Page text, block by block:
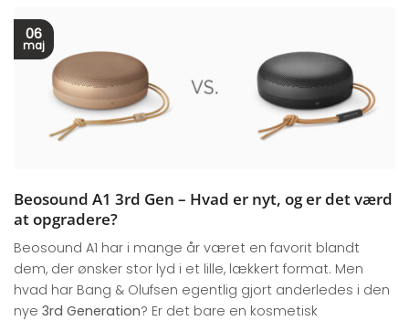
06
maj
Beosound A1 3rd Gen – Hvad er nyt, og er det værd
at opgradere?
Beosound A1 har i mange år været en favorit blandt
dem, der ønsker stor lyd i et lille, lækkert format. Men
hvad har Bang & Olufsen egentlig gjort anderledes i den
nye 3rd Generation? Er det bare en kosmetisk